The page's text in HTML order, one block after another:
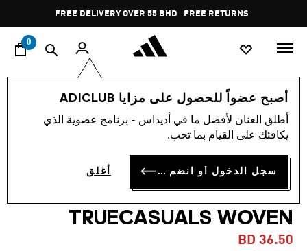
Pause
promotion
rotation
FREE DELIVERY OVER 55 BHD FREE RETURNS
0
أصبح عضواً للحصول على مزايا ADICLUB
أطلق العنان لأفضل ما في أديداس - برنامج عضوية الذي
يكافئك على القيام بما تحب.
سجل الدخول أو انضم الآن أغلق
النساء ملابس
-60%
جاكيت رياضية ADIDAS BY
STELLA MCCARTNEY
TRUECASUALS WOVEN
BD 36.50